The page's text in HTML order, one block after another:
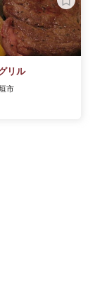
リル
市